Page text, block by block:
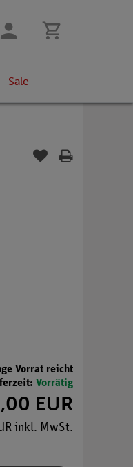
Sale
Vorrat reicht
Vorrätig
EUR
inkl. MwSt.